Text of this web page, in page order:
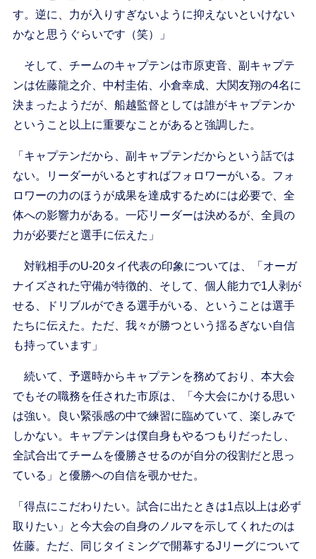
す。逆に、力が入りすぎないように抑えないといけない
かなと思うぐらいです（笑）」
そして、チームのキャプテンは市原吏音、副キャプテ
ンは佐藤龍之介、中村圭佑、小倉幸成、大関友翔の4名に
決まったようだが、船越監督としては誰がキャプテンか
ということ以上に重要なことがあると強調した。
「キャプテンだから、副キャプテンだからという話では
ない。リーダーがいるとすればフォロワーがいる。フォ
ロワーの力のほうが成果を達成するためには必要で、全
体への影響力がある。一応リーダーは決めるが、全員の
力が必要だと選手に伝えた」
対戦相手のU-20タイ代表の印象については、「オーガ
ナイズされた守備が特徴的、そして、個人能力で1人剥が
せる、ドリブルができる選手がいる、ということは選手
たちに伝えた。ただ、我々が勝つという揺るぎない自信
も持っています」
続いて、予選時からキャプテンを務めており、本大会
でもその職務を任された市原は、「今大会にかける思い
は強い。良い緊張感の中で練習に臨めていて、楽しみで
しかない。キャプテンは僕自身もやるつもりだったし、
全試合出てチームを優勝させるのが自分の役割だと思っ
ている」と優勝への自信を覗かせた。
「得点にこだわりたい。試合に出たときは1点以上は必ず
取りたい」と今大会の自身のノルマを示してくれたのは
佐藤。ただ、同じタイミングで開幕するJリーグについて